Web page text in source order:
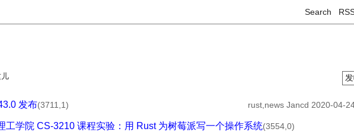
Search
发布(3711,1) rust,news Jancd 2020-04-
工学院 CS-3210 课程实验：用 Rust 为树莓派写一个操作系统(3554,0)